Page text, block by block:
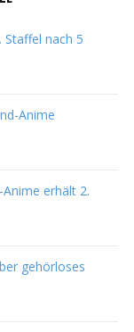
Staffel nach 5
Anime
erhält 2.
gehörloses